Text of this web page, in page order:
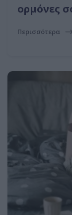
ορμόνες
Περισσότερα